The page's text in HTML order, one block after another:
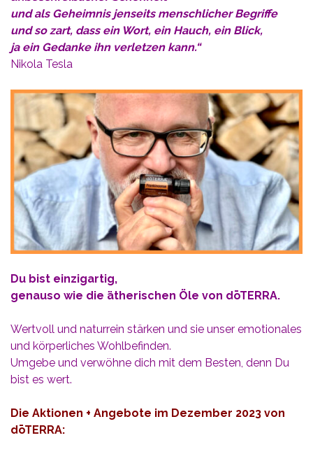
und als Geheimnis jenseits menschlicher Begriffe
und so zart, dass ein Wort, ein Hauch, ein Blick,
ja ein Gedanke ihn verletzen kann.“
Nikola Tesla
Du bist einzigartig,
genauso wie die ätherischen Öle von dōTERRA.
Wertvoll und naturrein stärken und sie unser emotionales
und körperliches Wohlbefinden.
Umgebe und verwöhne dich mit dem Besten, denn Du
bist es wert.
Die Aktionen + Angebote im Dezember 2023 von
dōTERRA: